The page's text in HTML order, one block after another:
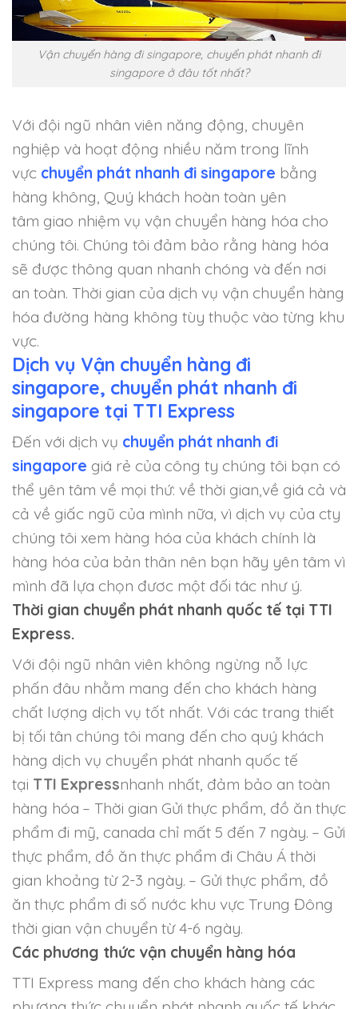
Vận chuyển hàng đi singapore, chuyển phát nhanh đi
singapore ở đâu tốt nhất?
Với đội ngũ nhân viên năng động, chuyên
nghiệp và hoạt động nhiều năm trong lĩnh
vực chuyển phát nhanh đi singapore bằng
hàng không, Quý khách hoàn toàn yên
tâm giao nhiệm vụ vận chuyển hàng hóa cho
chúng tôi. Chúng tôi đảm bảo rằng hàng hóa
sẽ được thông quan nhanh chóng và đến nơi
an toàn. Thời gian của dịch vụ vận chuyển hàng
hóa đường hàng không tùy thuộc vào từng khu
vực.
Dịch vụ Vận chuyển hàng đi
singapore, chuyển phát nhanh đi
singapore tại TTI Express
Đến với dịch vụ chuyển phát nhanh đi
singapore giá rẻ của công ty chúng tôi bạn có
thể yên tâm về mọi thứ: về thời gian,về giá cả và
cả về giấc ngũ của mình nữa, vì dịch vụ của cty
chúng tôi xem hàng hóa của khách chính là
hàng hóa của bản thân nên bạn hãy yên tâm vì
mình đã lựa chọn đươc một đối tác như ý.
Thời gian chuyển phát nhanh quốc tế tại TTI
Express.
Với đội ngũ nhân viên không ngừng nỗ lực
phấn đâu nhằm mang đến cho khách hàng
chất lượng dịch vụ tốt nhất. Với các trang thiết
bị tối tân chúng tôi mang đến cho quý khách
hàng dịch vụ chuyển phát nhanh quốc tế
tại TTI Expressnhanh nhất, đảm bảo an toàn
hàng hóa – Thời gian Gửi thực phẩm, đồ ăn thực
phẩm đi mỹ, canada chỉ mất 5 đến 7 ngày. – Gửi
thực phẩm, đồ ăn thực phẩm đi Châu Á thời
gian khoảng từ 2-3 ngày. – Gửi thực phẩm, đồ
ăn thực phẩm đi số nước khu vực Trung Đông
thời gian vận chuyển từ 4-6 ngày.
Các phương thức vận chuyển hàng hóa
TTI Express mang đến cho khách hàng các